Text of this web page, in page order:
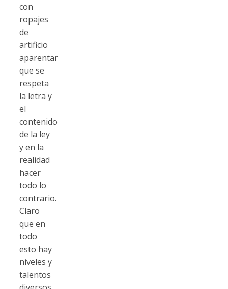
con
ropajes
de
artificio
aparentar
que se
respeta
la letra y
el
contenido
de la ley
y en la
realidad
hacer
todo lo
contrario.
Claro
que en
todo
esto hay
niveles y
talentos